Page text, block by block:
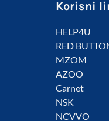
Korisni
HELP4U
RED
MZOM
AZOO
Carnet
NSK
NCVVO